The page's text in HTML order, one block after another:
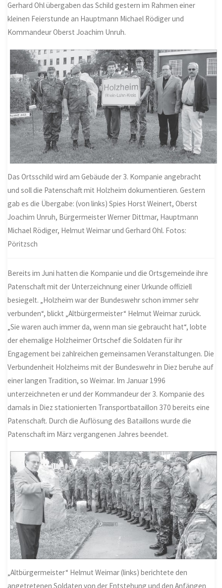
Gerhard Ohl übergaben das Schild gestern im Rahmen einer
kleinen Feierstunde an Hauptmann Michael Rödiger und
Kommandeur Oberst Joachim Unruh.
Das Ortsschild wird am Gebäude der 3. Kompanie angebracht
und soll die Patenschaft mit Holzheim dokumentieren. Gestern
gab es die Übergabe: (von links) Spies Horst Weinert, Oberst
Joachim Unruh, Bürgermeister Werner Dittmar, Hauptmann
Michael Rödiger, Helmut Weimar und Gerhard Ohl. Fotos:
Pöritzsch
Bereits im Juni hatten die Kompanie und die Ortsgemeinde ihre
Patenschaft mit der Unterzeichnung einer Urkunde offiziell
besiegelt. „Holzheim war der Bundeswehr schon immer sehr
verbunden“, blickt „Altbürgermeister“ Helmut Weimar zurück.
„Sie waren auch immer da, wenn man sie gebraucht hat“, lobte
der ehemalige Holzheimer Ortschef die Soldaten für ihr
Engagement bei zahlreichen gemeinsamen Veranstaltungen. Die
Verbundenheit Holzheims mit der Bundeswehr in Diez beruhe auf
einer langen Tradition, so Weimar. Im Januar 1996
unterzeichneten er und der Kommandeur der 3. Kompanie des
damals in Diez stationierten Transportbataillon 370 bereits eine
Patenschaft. Durch die Auflösung des Bataillons wurde die
Patenschaft im März vergangenen Jahres beendet.
„Altbürgermeister“ Helmut Weimar (links) berichtete den
angetretenen Soldaten von der Entstehung und den Anfängen